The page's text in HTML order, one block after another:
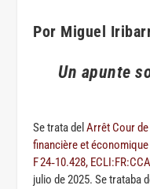
Por Miguel
Un apunte
Se trata delArrêt Cour
financière et économique
F 24‑10.428,
julio de 2025. Se trataba